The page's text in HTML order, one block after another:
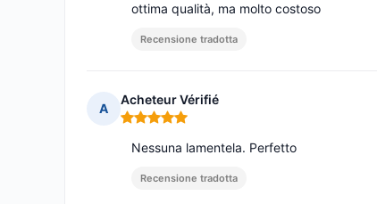
ottima qualità, ma molto costoso
Recensione tradotta
A
Acheteur Vérifié
Nota: 5 su 5
Nessuna lamentela. Perfetto
Recensione tradotta